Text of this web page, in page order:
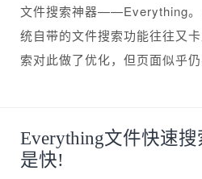
文件搜索神器——Everything。
统自带的文件搜索功能往往又
索对此做了优化，但页面似乎
Everything文件快速
是快!